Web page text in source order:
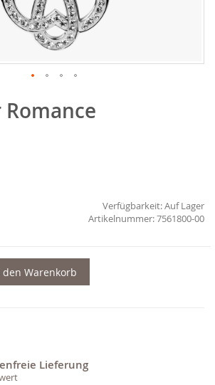
Verfügbarkeit:Auf Lager
7561800-00
den Warenkorb
Lieferung